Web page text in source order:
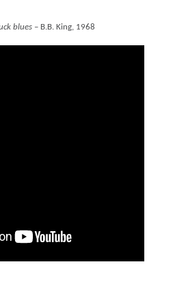
blues – B.B. King, 1968